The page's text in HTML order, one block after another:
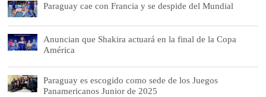
Paraguay cae con Francia y se despide del Mundial
Anuncian que Shakira actuará en la final de la Copa
América
Paraguay es escogido como sede de los Juegos
Panamericanos Junior de 2025